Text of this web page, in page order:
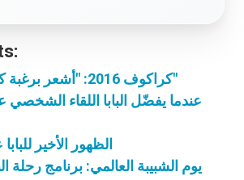
كراكوف 2016: "أشعر برغبة كبيرة للقائكم"
عندما يفضّل البابا اللقاء
الظهور الأخير
يوم الشبيبة العالمي: برنامج رحلة